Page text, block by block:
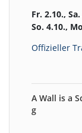
Fr. 2.10.,
So. 4.10.,
Offizieller
A Wall is a
g